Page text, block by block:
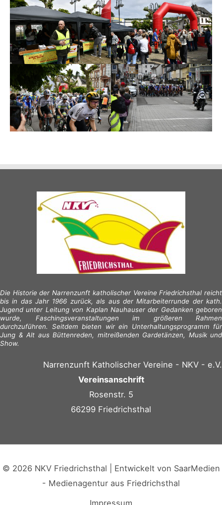
Die Historie der Narrenzunft katholischer Vereine Friedrichsthal reicht
bis in das Jahr 1966 zurück, als aus der Mitarbeiterrunde der kath.
Jugend unter Leitung von Kaplan Nauhauser der Gedanken geboren
wurde, Faschingsveranstaltungen im größeren Rahmen
durchzuführen. Seitdem bieten wir ein Unterhaltungsprogramm für
Jung & Alt aus Büttenreden, mitreißenden Gardetänzen, Musik und
Show.
Narrenzunft Katholischer Vereine - NKV - e.V.
Vereinsanschrift
Rosenstr. 5
66299 Friedrichsthal
© 2026 NKV Friedrichsthal | Entwickelt von SaarMedien
- Medienagentur aus Friedrichsthal
Impressum